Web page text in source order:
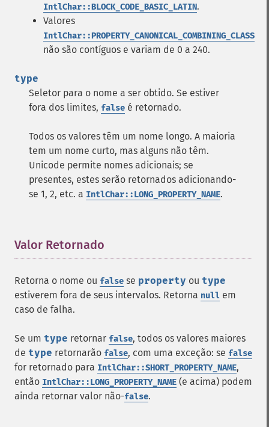
IntlChar::BLOCK_CODE_BASIC_LATIN.
Valores
IntlChar::PROPERTY_CANONICAL_COMBINING_CLASS
não são contíguos e variam de 0 a 240.
type
Seletor para o nome a ser obtido. Se estiver
fora dos limites, false é retornado.
Todos os valores têm um nome longo. A maioria
tem um nome curto, mas alguns não têm.
Unicode permite nomes adicionais; se
presentes, estes serão retornados adicionando-
se 1, 2, etc. a IntlChar::LONG_PROPERTY_NAME.
Valor Retornado
Retorna o nome ou false se property ou type
estiverem fora de seus intervalos. Retorna null em
caso de falha.
Se um type retornar false, todos os valores maiores
de type retornarão false, com uma exceção: se false
for retornado para IntlChar::SHORT_PROPERTY_NAME,
então IntlChar::LONG_PROPERTY_NAME (e acima) podem
ainda retornar valor não-false.